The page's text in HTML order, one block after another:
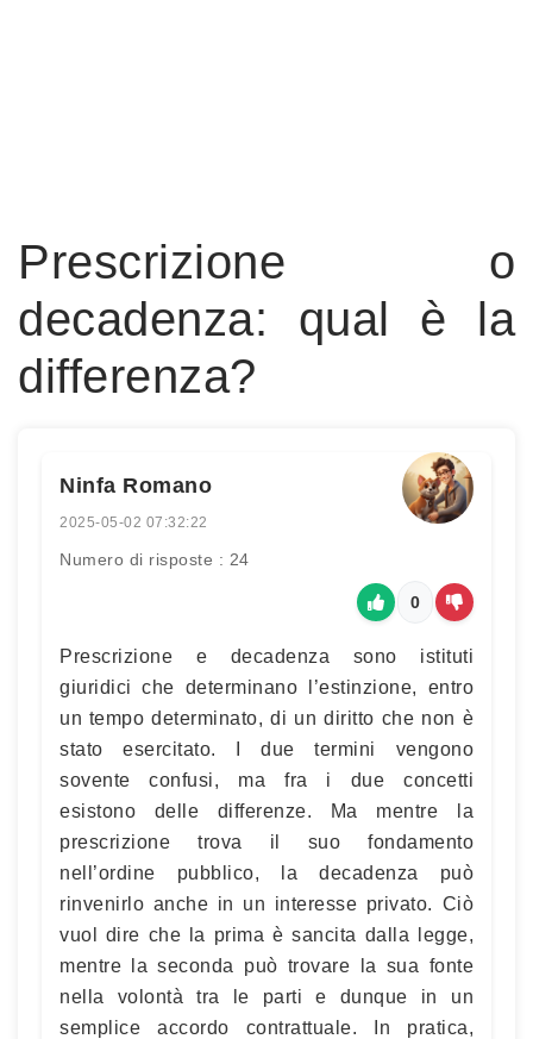
Prescrizione o
decadenza: qual è la
differenza?
Ninfa Romano
2025-05-02 07:32:22
Numero di risposte : 24
0
Prescrizione e decadenza sono istituti
giuridici che determinano l’estinzione, entro
un tempo determinato, di un diritto che non è
stato esercitato. I due termini vengono
sovente confusi, ma fra i due concetti
esistono delle differenze. Ma mentre la
prescrizione trova il suo fondamento
nell’ordine pubblico, la decadenza può
rinvenirlo anche in un interesse privato. Ciò
vuol dire che la prima è sancita dalla legge,
mentre la seconda può trovare la sua fonte
nella volontà tra le parti e dunque in un
semplice accordo contrattuale. In pratica,